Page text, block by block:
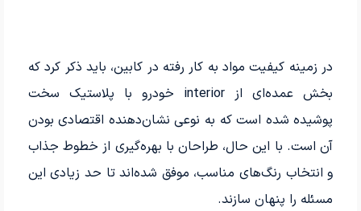
در زمینه کیفیت مواد به کار رفته در کابین، باید ذکر کرد که
بخش عمده‌ای از interior خودرو با پلاستیک سخت
پوشیده شده است که به نوعی نشان‌دهنده اقتصادی بودن
آن است. با این حال، طراحان با بهره‌گیری از خطوط جذاب
و انتخاب رنگ‌های مناسب، موفق شده‌اند تا حد زیادی این
مسئله را پنهان سازند.